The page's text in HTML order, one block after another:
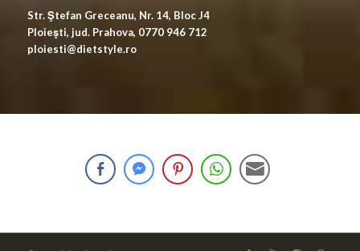
Str. Ştefan Greceanu, Nr. 14, Bloc J4
Ploieşti, jud. Prahova, 0770 946 712
ploiesti@dietstyle.ro